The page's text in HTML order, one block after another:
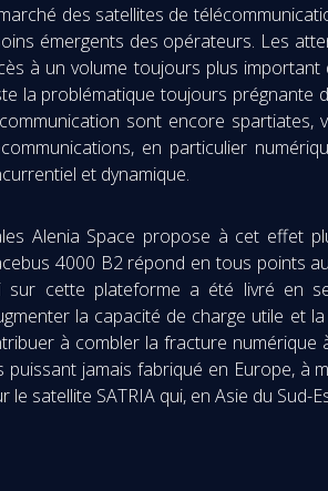
des satellites de
émergents des opérateurs. Les
à un volume toujours plus
la problématique toujours prégnante
sont encore spartiates,
en particulier
et dynamique.
Alenia Space propose à cet effet
4000 B2 répond en tous points
sur cette plateforme a été livré en
la capacité de charge utile et
à combler la fracture numérique
puissant jamais fabriqué en Europe, à
le satellite SATRIA qui, en Asie du